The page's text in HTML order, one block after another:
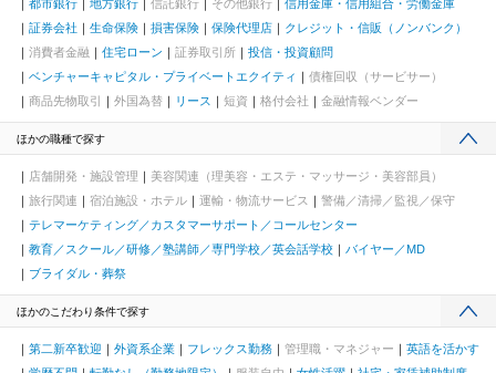
都市銀行 地方銀行 信託銀行 その他銀行
信用金庫・信用組合・労働金庫
証券会社
生命保険 損害保険 保険代理店
クレジット・信販（ノンバンク）
消費者金融
住宅ローン 証券取引所
投信・投資顧問
ベンチャーキャピタル・プライベートエクイティ
債権回収（サービサー）
商品先物取引
外国為替 リース 短資 格付会社 金融情報ベンダー
ほかの職種で探す
店舗開発・施設管理
美容関連（理美容・エステ・マッサージ・美容部員）
旅行関連
宿泊施設・ホテル 運輸・物流サービス
警備／清掃／監視／保守
テレマーケティング／カスタマーサポート／コールセンター
教育／スクール／研修／塾講師／専門学校／英会話学校
バイヤー／MD
ブライダル・葬祭
ほかのこだわり条件で探す
第二新卒歓迎 外資系企業 フレックス勤務 管理職・マネジャー
英語を活かす